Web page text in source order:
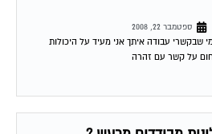
ספטמבר 22, 2008
שבקשרי עבודה איתך אני מעיד על היכולות
על קשר עם זהרה